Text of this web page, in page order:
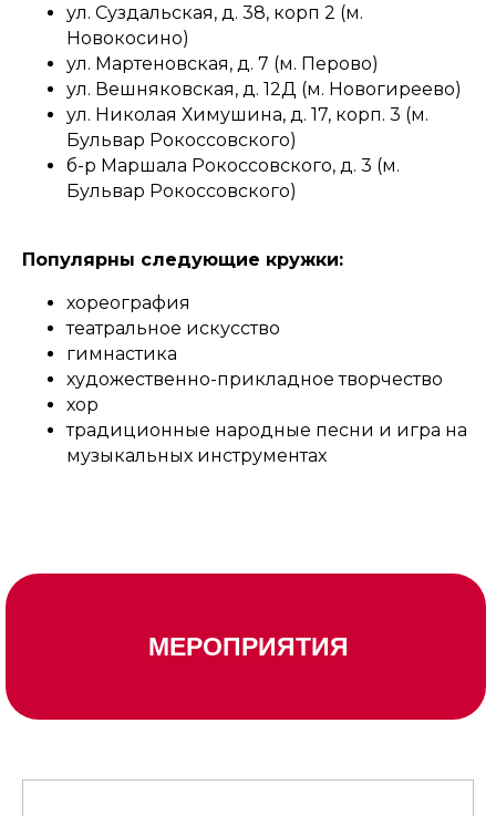
ул. Суздальская, д. 38, корп 2 (м.
Новокосино)
ул. Мартеновская, д. 7 (м. Перово)
ул. Вешняковская, д. 12Д (м. Новогиреево)
ул. Николая Химушина, д. 17, корп. 3 (м.
Бульвар Рокоссовского)
б-р Маршала Рокоссовского, д. 3 (м.
Бульвар Рокоссовского)
Популярны следующие кружки:
хореография
театральное искусство
гимнастика
художественно-прикладное творчество
хор
традиционные народные песни и игра на
музыкальных инструментах
МЕРОПРИЯТИЯ